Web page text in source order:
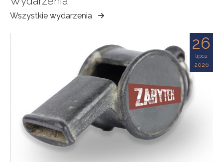
Wszystkie wydarzenia
Muzeum
Ziemi
26
lipca
2026